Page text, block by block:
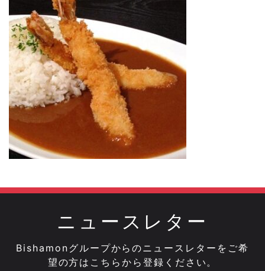
ニュースレター
Bishamonグループからのニュースレターをご希
望の方はこちらから登録ください。